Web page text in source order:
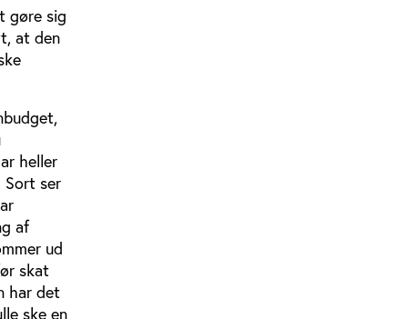
gøre sig
at den
heller
ser
af
ud
skat
har det
ske en